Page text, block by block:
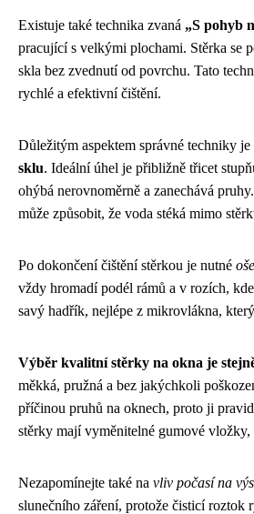
Existuje také technika zvaná „S pohyb
pracující s velkými plochami. Stěrka se
skla bez zvednutí od povrchu. Tato
rychlé a efektivní čištění.
Důležitým aspektem správné techniky je
sklu. Ideální úhel je přibližně třicet
ohýbá nerovnoměrně a zanechává
může způsobit, že voda stéká mimo
Po dokončení čištění stěrkou je nutné
vždy hromadí podél rámů a v rozích,
savý hadřík, nejlépe z mikrovlákna,
Výběr kvalitní stěrky na okna je
měkká, pružná a bez jakýchkoli
příčinou pruhů na oknech, proto ji
stěrky mají vyměnitelné gumové
Nezapomínejte také na vliv počasí na
slunečního záření, protože čisticí roztok